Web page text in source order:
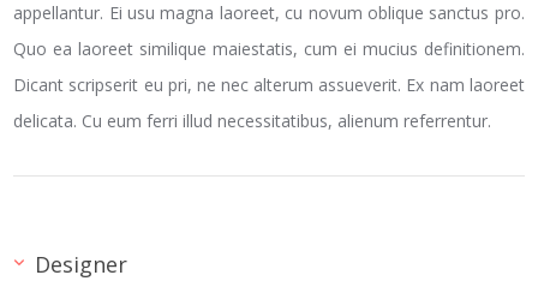
appellantur. Ei usu magna laoreet, cu novum oblique sanctus pro.
Quo ea laoreet similique maiestatis, cum ei mucius definitionem.
Dicant scripserit eu pri, ne nec alterum assueverit. Ex nam laoreet
delicata. Cu eum ferri illud necessitatibus, alienum referrentur.
Designer